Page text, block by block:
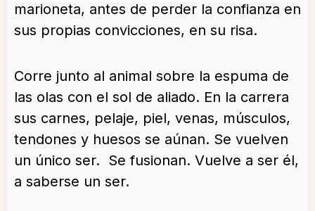
marioneta, antes de perder la confianza en
sus propias convicciones, en su risa.
Corre junto al animal sobre la espuma de
las olas con el sol de aliado. En la carrera
sus carnes, pelaje, piel, venas, músculos,
tendones y huesos se aúnan. Se vuelven
un único ser. Se fusionan. Vuelve a ser él,
a saberse un ser.